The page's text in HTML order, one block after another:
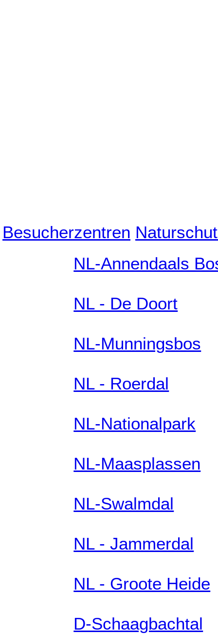
Besucherzentren
NL-Annendaals
NL - De Doort
NL-Munningsbos
NL - Roerdal
NL-Nationalpark
NL-Maasplassen
NL-Swalmdal
NL - Jammerdal
NL - Groote Heide
D-Schaagbachtal